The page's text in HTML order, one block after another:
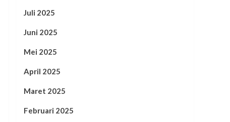
Juli 2025
Juni 2025
Mei 2025
April 2025
Maret 2025
Februari 2025